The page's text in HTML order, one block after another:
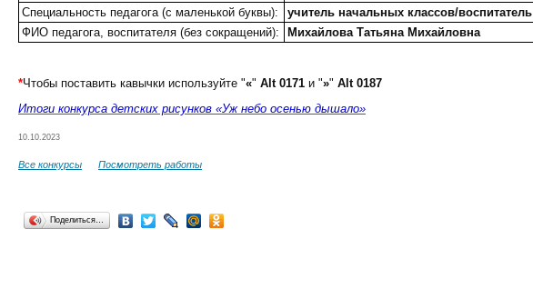
Специальность педагога (с маленькой буквы):
учитель начальных классов/воспитатель
ФИО педагога, воспитателя (без сокращений):
Михайлова Татьяна Михайловна
*Чтобы поставить кавычки используйте "«" Alt 0171 и "»" Alt 0187
Итоги конкурса детских рисунков «Уж небо осенью дышало»
10.10.2023
Все конкурсы Посмотреть работы
Поделиться…